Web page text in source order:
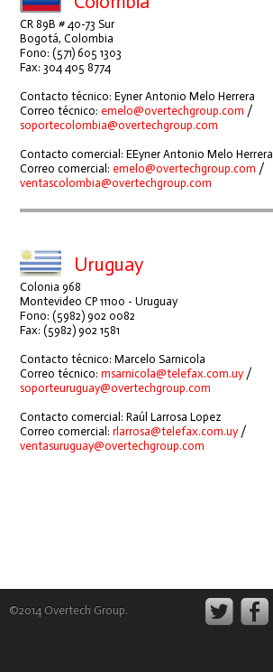
CR 89B # 40-73 Sur
Bogotá, Colombia
Fono: (571) 605 1303
Fax: 304 405 8774
Contacto técnico: Eyner Antonio Melo Herrera
Correo técnico: emelo@overtechgroup.com /
soportecolombia@overtechgroup.com
Contacto comercial: EEyner Antonio Melo Herrera
Correo comercial: emelo@overtechgroup.com /
ventascolombia@overtechgroup.com
Uruguay
Colonia 968
Montevideo CP 11100 - Uruguay
Fono: (5982) 902 0082
Fax: (5982) 902 1581
Contacto técnico: Marcelo Sarnicola
Correo técnico:msarnicola@telefax.com.uy /
soporteuruguay@overtechgroup.com
Contacto comercial: Raúl Larrosa Lopez
Correo comercial:rlarrosa@telefax.com.uy /
ventasuruguay@overtechgroup.com
©2014 Overtech Group.